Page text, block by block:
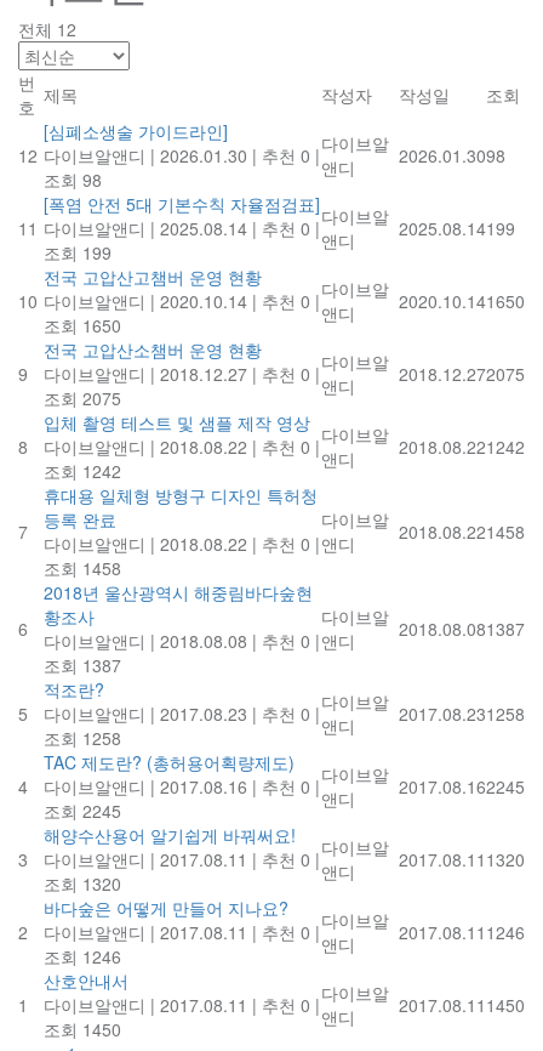
전체 12
번
호 제목 작성자 작성일 조회
12
[심폐소생술 가이드라인]
다이브알앤디 | 2026.01.30 | 추천 0 |
조회 98
다이브알
앤디
2026.01.3098
11
[폭염 안전 5대 기본수칙 자율점검표]
다이브알앤디 | 2025.08.14 | 추천 0 |
조회 199
다이브알
앤디
2025.08.14199
10
전국 고압산고챔버 운영 현황
다이브알앤디 | 2020.10.14 | 추천 0 |
조회 1650
다이브알
앤디
2020.10.141650
9
전국 고압산소챔버 운영 현황
다이브알앤디 | 2018.12.27 | 추천 0 |
조회 2075
다이브알
앤디
2018.12.272075
8
입체 촬영 테스트 및 샘플 제작 영상
다이브알앤디 | 2018.08.22 | 추천 0 |
조회 1242
다이브알
앤디
2018.08.221242
7
휴대용 일체형 방형구 디자인 특허청
등록 완료
다이브알앤디 | 2018.08.22 | 추천 0 |
조회 1458
다이브알
앤디
2018.08.221458
6
2018년 울산광역시 해중림바다숲현
황조사
다이브알앤디 | 2018.08.08 | 추천 0 |
조회 1387
다이브알
앤디
2018.08.081387
5
적조란?
다이브알앤디 | 2017.08.23 | 추천 0 |
조회 1258
다이브알
앤디
2017.08.231258
4
TAC 제도란? (총허용어획량제도)
다이브알앤디 | 2017.08.16 | 추천 0 |
조회 2245
다이브알
앤디
2017.08.162245
3
해양수산용어 알기쉽게 바꿔써요!
다이브알앤디 | 2017.08.11 | 추천 0 |
조회 1320
다이브알
앤디
2017.08.11 1320
2
바다숲은 어떻게 만들어 지나요?
다이브알앤디 | 2017.08.11 | 추천 0 |
조회 1246
다이브알
앤디
2017.08.11 1246
1
산호안내서
다이브알앤디 | 2017.08.11 | 추천 0 |
조회 1450
다이브알
앤디
2017.08.11 1450